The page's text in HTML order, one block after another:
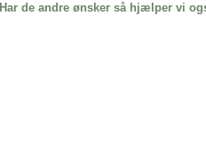
Har de andre ønsker så hjælper vi